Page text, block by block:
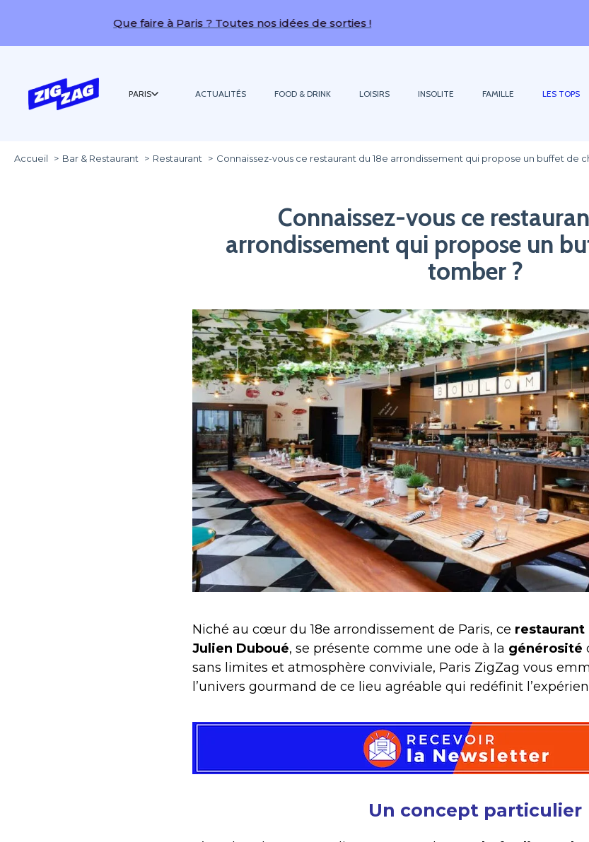
Que faire à Paris ? Toutes nos idées de sorties !
PARIS ACTUALITÉS FOOD & DRINK LOISIRS INSOLITE FAMILLE LES TOPS
Accueil Bar & Restaurant Restaurant Connaissez-vous ce restaurant du 18e arrondissement qui propose un buffet de
Connaissez-vous ce
arrondissement qui propose un
tomber ?
Niché au cœur du 18e arrondissement de Paris, ce
Julien Duboué, se présente comme une ode à la générosité
sans limites et atmosphère conviviale, Paris ZigZag vous
l’univers gourmand de ce lieu agréable qui redéfinit
Un concept particulier